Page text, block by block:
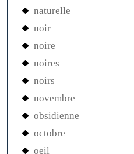
naturelle
noir
noire
noires
noirs
novembre
obsidienne
octobre
oeil